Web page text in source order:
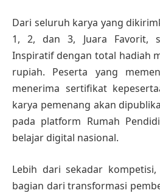
Dari seluruh karya yang
1, 2, dan 3, Juara Favorit,
Inspiratif dengan total hadiah
rupiah. Peserta yang
menerima sertifikat
karya pemenang akan
pada platform Rumah
belajar digital nasional.
Lebih dari sekadar
bagian dari transformasi